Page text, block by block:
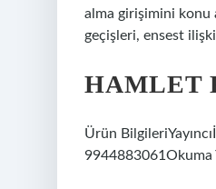
alma girişimini konu
geçişleri, ensest
HAMLET
Ürün
9944883061Okuma